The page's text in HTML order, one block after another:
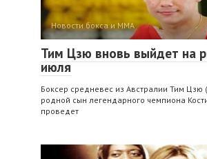
Новости бокса и ММА
Тим Цзю вновь выйдет на
июля
Боксер средневес из Австралии Тим Цзю
родной сын легендарного чемпиона
проведет